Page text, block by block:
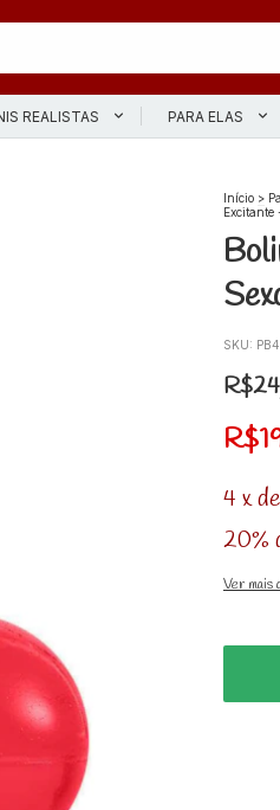
REALISTAS PARA ELAS
Início >
SKU:
4 xde
20%
Ver mais